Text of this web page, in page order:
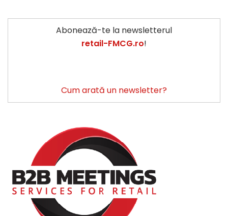
Abonează-te la newsletterul
retail-FMCG.ro!
Cum arată un newsletter?